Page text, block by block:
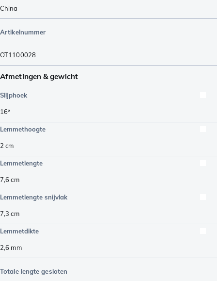
China
Artikelnummer
OT1100028
Afmetingen & gewicht
Slijphoek
16º
Lemmethoogte
2 cm
Lemmetlengte
7,6cm
Lemmetlengte snijvlak
7,3 cm
Lemmetdikte
2,6 mm
Totale lengte gesloten